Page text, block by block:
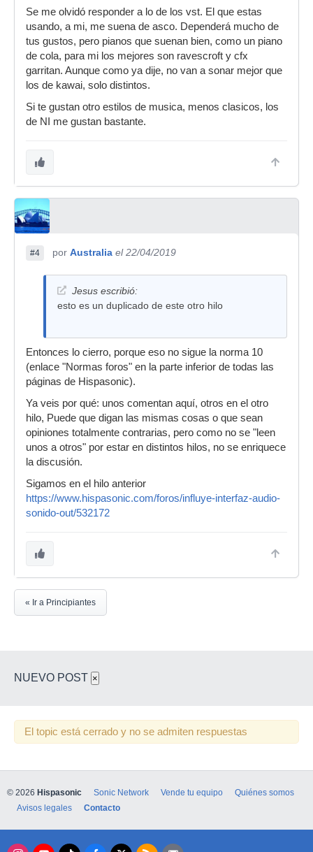
Se me olvidó responder a lo de los vst. El que estas
usando, a mi, me suena de asco. Dependerá mucho de
tus gustos, pero pianos que suenan bien, como un piano
de cola, para mi los mejores son ravescroft y cfx
garritan. Aunque como ya dije, no van a sonar mejor que
los de kawai, solo distintos.
Si te gustan otro estilos de musica, menos clasicos, los
de NI me gustan bastante.
#4 por Australia el 22/04/2019
Jesus escribió:
esto es un duplicado de este otro hilo
Entonces lo cierro, porque eso no sigue la norma 10
(enlace "Normas foros" en la parte inferior de todas las
páginas de Hispasonic).
Ya veis por qué: unos comentan aquí, otros en el otro
hilo, Puede que digan las mismas cosas o que sean
opiniones totalmente contrarias, pero como no se "leen
unos a otros" por estar en distintos hilos, no se enriquece
la discusión.
Sigamos en el hilo anterior
https://www.hispasonic.com/foros/influye-interfaz-audio-
sonido-out/532172
« Ir a Principiantes
NUEVO POST ×
El topic está cerrado y no se admiten respuestas
© 2026 Hispasonic Sonic Network Vende tu equipo
Quiénes somos
Avisos legales
Contacto